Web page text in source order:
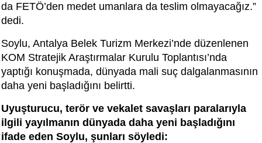
da FETÖ’den medet umanlara da teslim olmayacağız.”
dedi.
Soylu, Antalya Belek Turizm Merkezi’nde düzenlenen
KOM Stratejik Araştırmalar Kurulu Toplantısı’nda
yaptığı konuşmada, dünyada mali suç dalgalanmasının
daha yeni başladığını belirtti.
Uyuşturucu, terör ve vekalet savaşları paralarıyla
ilgili yayılmanın dünyada daha yeni başladığını
ifade eden Soylu, şunları söyledi: